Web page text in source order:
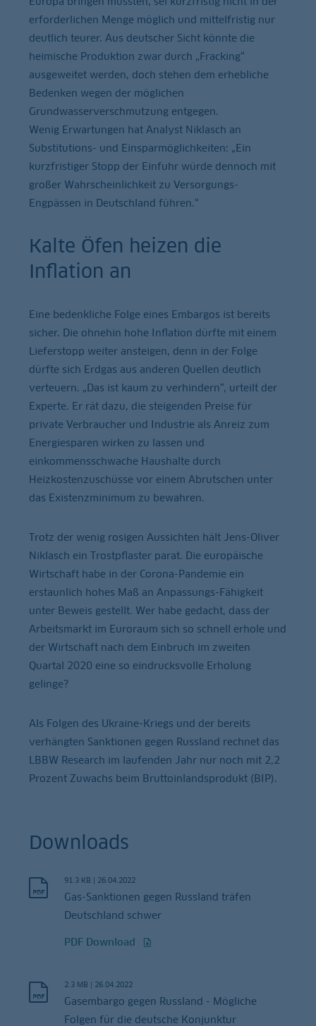
erforderlichen Menge möglich und mittelfristig nur
deutlich teurer. Aus deutscher Sicht könnte die
heimische Produktion zwar durch „Fracking“
ausgeweitet werden, doch stehen dem erhebliche
Bedenken wegen der möglichen
Grundwasserverschmutzung entgegen.
Wenig Erwartungen hat Analyst Niklasch an
Substitutions- und Einsparmöglichkeiten: „Ein
kurzfristiger Stopp der Einfuhr würde dennoch mit
großer Wahrscheinlichkeit zu Versorgungs-
Engpässen in Deutschland führen.“
Kalte Öfen heizen die
Inflation an
Eine bedenkliche Folge eines Embargos ist bereits
sicher. Die ohnehin hohe Inflation dürfte mit einem
Lieferstopp weiter ansteigen, denn in der Folge
dürfte sich Erdgas aus anderen Quellen deutlich
verteuern. „Das ist kaum zu verhindern“, urteilt der
Experte. Er rät dazu, die steigenden Preise für
private Verbraucher und Industrie als Anreiz zum
Energiesparen wirken zu lassen und
einkommensschwache Haushalte durch
Heizkostenzuschüsse vor einem Abrutschen unter
das Existenzminimum zu bewahren.
Trotz der wenig rosigen Aussichten hält Jens-Oliver
Niklasch ein Trostpflaster parat. Die europäische
Wirtschaft habe in der Corona-Pandemie ein
erstaunlich hohes Maß an Anpassungs-Fähigkeit
unter Beweis gestellt. Wer habe gedacht, dass der
Arbeitsmarkt im Euroraum sich so schnell erhole und
der Wirtschaft nach dem Einbruch im zweiten
Quartal 2020 eine so eindrucksvolle Erholung
gelinge?
Als Folgen des Ukraine-Kriegs und der bereits
verhängten Sanktionen gegen Russland rechnet das
LBBW Research im laufenden Jahr nur noch mit 2,2
Prozent Zuwachs beim Bruttoinlandsprodukt (BIP).
Downloads
91.3 KB | 26.04.2022
Gas-Sanktionen gegen Russland träfen
Deutschland schwer
PDF Download
2.3 MB | 26.04.2022
Gasembargo gegen Russland - Mögliche
Folgen für die deutsche Konjunktur